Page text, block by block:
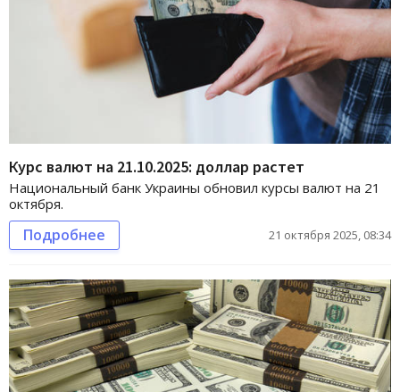
Курс валют на 21.10.2025: доллар растет
Национальный банк Украины обновил курсы валют на 21
октября.
Подробнее 21 октября 2025, 08:34